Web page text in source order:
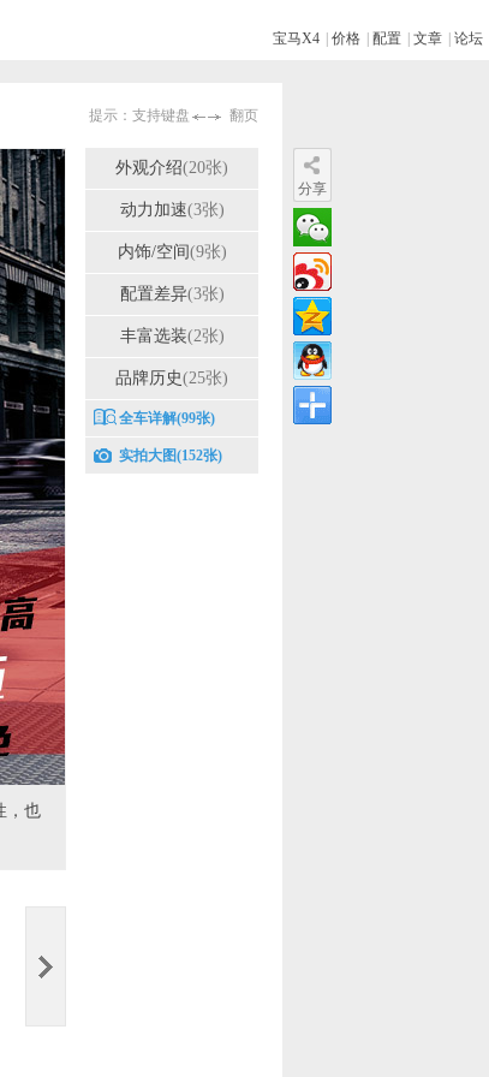
分享
宝马X4 价格 配置 文章 论坛
，也
提示：支持键盘 翻页
外观介绍(20张)
动力加速(3张)
内饰/空间(9张)
配置差异(3张)
丰富选装(2张)
品牌历史(25张)
全车详解(99张)
实拍大图(152张)